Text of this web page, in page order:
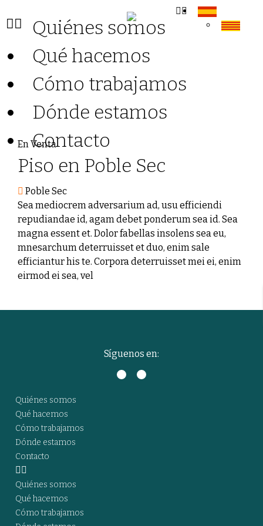
Quiénes somos
Qué hacemos
Cómo trabajamos
Dónde estamos
Contacto
En Venta
Piso en Poble Sec
Poble Sec
Sea mediocrem adversarium ad, usu efficiendi
repudiandae id, agam debet ponderum sea id. Sea
magna essent et. Dolor fabellas insolens sea eu,
mnesarchum deterruisset et duo, enim sale
efficiantur his te. Corpora deterruisset mei ei, enim
eirmod ei sea, vel
Síguenos en:
Quiénes somos
Qué hacemos
Cómo trabajamos
Dónde estamos
Contacto
Quiénes somos
Qué hacemos
Cómo trabajamos